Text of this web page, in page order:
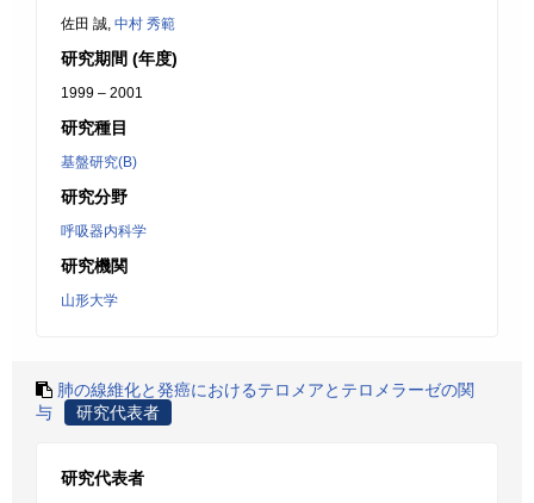
佐田 誠, 中村 秀範
研究期間 (年度)
1999 – 2001
研究種目
基盤研究(B)
研究分野
呼吸器内科学
研究機関
山形大学
肺の線維化と発癌におけるテロメアとテロメラーゼの関
与
研究代表者
研究代表者